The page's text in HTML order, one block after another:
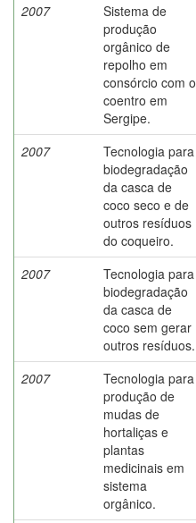
2007
Sistema de
produção
orgânico de
repolho em
consórcio com o
coentro em
Sergipe.
2007
Tecnologia para
biodegradação
da casca de
coco seco e de
outros resíduos
do coqueiro.
2007
Tecnologia para
biodegradação
da casca de
coco sem gerar
outros resíduos.
2007
Tecnologia para
produção de
mudas de
hortaliças e
plantas
medicinais em
sistema
orgânico.